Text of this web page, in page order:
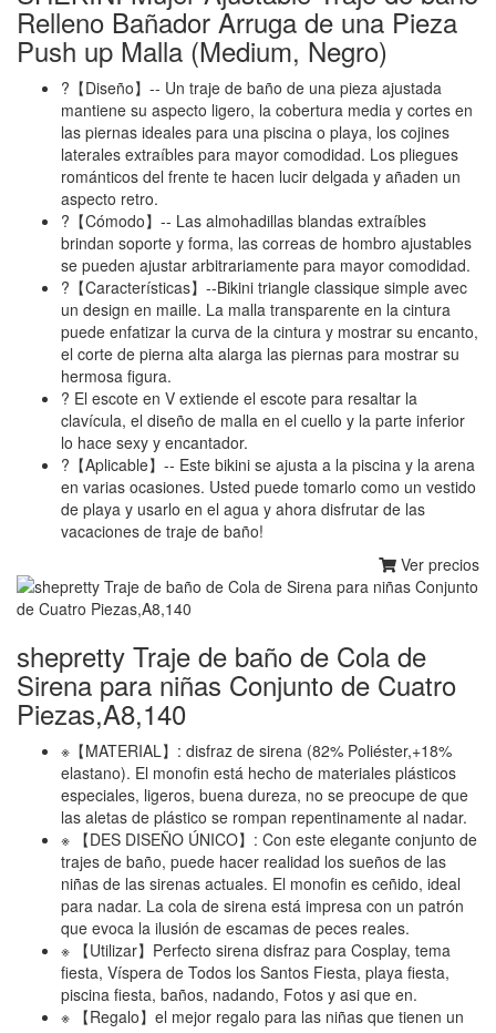
Relleno Bañador Arruga de una Pieza
Push up Malla (Medium, Negro)
?‍【Diseño】-- Un traje de baño de una pieza ajustada
mantiene su aspecto ligero, la cobertura media y cortes en
las piernas ideales para una piscina o playa, los cojines
laterales extraíbles para mayor comodidad. Los pliegues
románticos del frente te hacen lucir delgada y añaden un
aspecto retro.
?‍【Cómodo】-- Las almohadillas blandas extraíbles
brindan soporte y forma, las correas de hombro ajustables
se pueden ajustar arbitrariamente para mayor comodidad.
?‍【Características】--Bikini triangle classique simple avec
un design en maille. La malla transparente en la cintura
puede enfatizar la curva de la cintura y mostrar su encanto,
el corte de pierna alta alarga las piernas para mostrar su
hermosa figura.
?‍ El escote en V extiende el escote para resaltar la
clavícula, el diseño de malla en el cuello y la parte inferior
lo hace sexy y encantador.
?‍【Aplicable】-- Este bikini se ajusta a la piscina y la arena
en varias ocasiones. Usted puede tomarlo como un vestido
de playa y usarlo en el agua y ahora disfrutar de las
vacaciones de traje de baño!
Ver precios
shepretty Traje de baño de Cola de
Sirena para niñas Conjunto de Cuatro
Piezas,A8,140
※【MATERIAL】: disfraz de sirena (82% Poliéster,+18%
elastano). El monofin está hecho de materiales plásticos
especiales, ligeros, buena dureza, no se preocupe de que
las aletas de plástico se rompan repentinamente al nadar.
※ 【DES DISEÑO ÚNICO】: Con este elegante conjunto de
trajes de baño, puede hacer realidad los sueños de las
niñas de las sirenas actuales. El monofin es ceñido, ideal
para nadar. La cola de sirena está impresa con un patrón
que evoca la ilusión de escamas de peces reales.
※ 【Utilizar】Perfecto sirena disfraz para Cosplay, tema
fiesta, Víspera de Todos los Santos Fiesta, playa fiesta,
piscina fiesta, baños, nadando, Fotos y asi que en.
※ 【Regalo】el mejor regalo para las niñas que tienen un